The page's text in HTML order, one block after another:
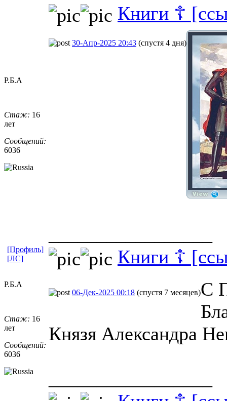
Книги ☦
Р.Б.А
Стаж: 16
лет
Сообщений:
6036
30-Апр-2025 20:43 (спустя 4 дня)
Книги ☦
[Профиль]
[ЛС]
Р.Б.А
Стаж: 16
лет
Сообщений:
6036
06-Дек-2025 00:18 (спустя 7 месяцев)С
Князя Александра